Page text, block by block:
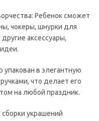
Ребенок сможет
чокеры, шнурки для
аксессуары,
упакован в элегантную
что делает его
на любой праздник.
украшений